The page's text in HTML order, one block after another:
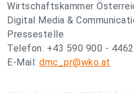
Wirtschaftskammer
Digital Media &
Pressestelle
Telefon: +43 590 900 - 4462
E-Mail: dmc_pr@wko.at